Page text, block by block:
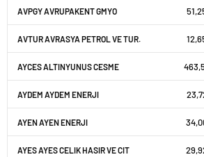
AVPGY AVRUPAKENT GMYO
AVTUR AVRASYA PETROL VE TUR.
AYCES ALTINYUNUS CESME
AYDEM AYDEM ENERJI
AYEN AYEN ENERJI
AYES AYES CELIK HASIR VE CIT